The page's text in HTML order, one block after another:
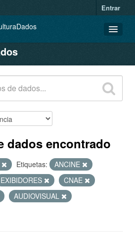
Entrar
dados encontrado
Etiquetas:
ANCINE
EXIBIDORES
CNAE
AUDIOVISUAL